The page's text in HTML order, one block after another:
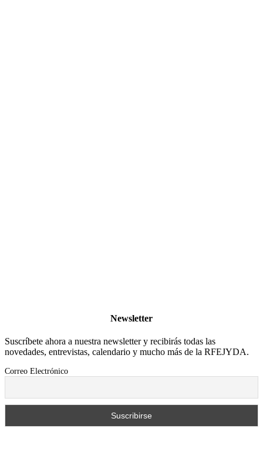
Newsletter
Suscríbete ahora a nuestra newsletter y recibirás todas las
novedades, entrevistas, calendario y mucho más de la RFEJYDA.
Correo Electrónico